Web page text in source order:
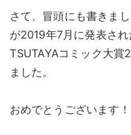
さて、冒頭にも書きま
が2019年7月に発表さ
TSUTAYAコミック大賞
ました。
おめでとうございます！